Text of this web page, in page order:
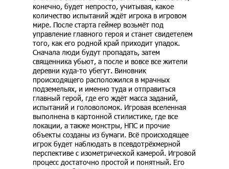
конечно, будет непросто, учитывая, какое
количество испытаний ждёт игрока в игровом
мире. После старта геймер возьмёт под
управление главного героя и станет свидетелем
того, как его родной край приходит упадок.
Сначала люди будут пропадать, затем
священника убьют, а после и вовсе все жители
деревни куда-то убегут. Виновник
происходящего расположился в мрачных
подземельях, и именно туда и отправиться
главный герой, где его ждёт масса заданий,
испытаний и головоломок. Игровая вселенная
выполнена в картонной стилистике, где все
локации, а также монстры, НПС и прочие
объекты созданы из бумаги. Всё происходящее
игрок будет наблюдать в псевдотрёхмерной
перспективе с изометрической камерой. Игровой
процесс достаточно простой и понятный. Его